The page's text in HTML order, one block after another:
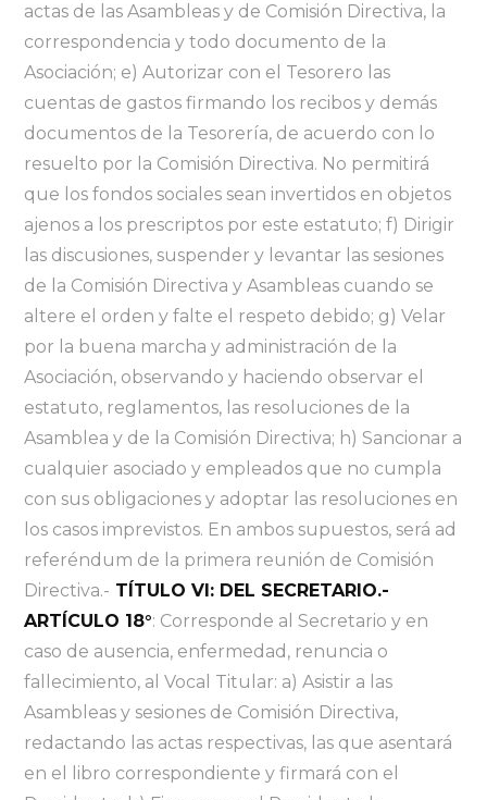
actas de las Asambleas y de Comisión Directiva, la
correspondencia y todo documento de la
Asociación; e) Autorizar con el Tesorero las
cuentas de gastos firmando los recibos y demás
documentos de la Tesorería, de acuerdo con lo
resuelto por la Comisión Directiva. No permitirá
que los fondos sociales sean invertidos en objetos
ajenos a los prescriptos por este estatuto; f) Dirigir
las discusiones, suspender y levantar las sesiones
de la Comisión Directiva y Asambleas cuando se
altere el orden y falte el respeto debido; g) Velar
por la buena marcha y administración de la
Asociación, observando y haciendo observar el
estatuto, reglamentos, las resoluciones de la
Asamblea y de la Comisión Directiva; h) Sancionar a
cualquier asociado y empleados que no cumpla
con sus obligaciones y adoptar las resoluciones en
los casos imprevistos. En ambos supuestos, será ad
referéndum de la primera reunión de Comisión
Directiva.- TÍTULO VI: DEL SECRETARIO.-
ARTÍCULO 18°: Corresponde al Secretario y en
caso de ausencia, enfermedad, renuncia o
fallecimiento, al Vocal Titular: a) Asistir a las
Asambleas y sesiones de Comisión Directiva,
redactando las actas respectivas, las que asentará
en el libro correspondiente y firmará con el